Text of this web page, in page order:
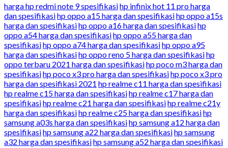
harga hp redmi note 9 spesifikasihp infinix hot 11 pro harga
dan spesifikasihp oppo a15 harga dan spesifikasihp oppo a15s
harga dan spesifikasihp oppo a16 harga dan spesifikasihp
oppo a54 harga dan spesifikasihp oppo a55 harga dan
spesifikasihp oppo a74 harga dan spesifikasihp oppo a95
harga dan spesifikasihp oppo reno 5 harga dan spesifikasihp
oppo terbaru 2021 harga dan spesifikasihp poco m3 harga dan
spesifikasihp poco x3 pro harga dan spesifikasihp poco x3 pro
harga dan spesifikasi 2021 hp realme c11 harga dan spesifikasi
hp realme c15 harga dan spesifikasihp realme c17 harga dan
spesifikasihp realme c21 harga dan spesifikasihp realme c21y
harga dan spesifikasihp realme c25 harga dan spesifikasihp
samsung a03s harga dan spesifikasihp samsung a12 harga dan
spesifikasihp samsung a22 harga dan spesifikasihp samsung
a32 harga dan spesifikasihp samsung a52 harga dan spesifikasi